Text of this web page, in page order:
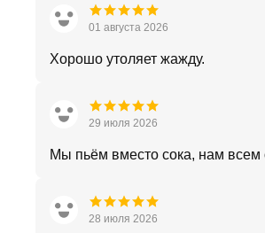
01 августа 2026
Хорошо утоляет жажду.
29 июля 2026
Мы пьём вместо сока, нам всем
28 июля 2026